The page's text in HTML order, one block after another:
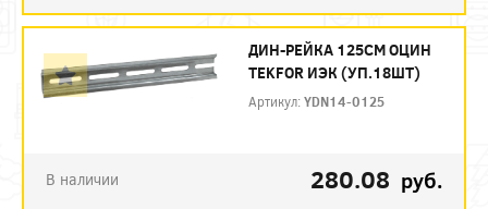
ДИН-РЕЙКА 125СМ ОЦИН
TEKFOR ИЭК (УП.18ШТ)
Артикул:YDN14-0125
В наличии 280.08 руб.